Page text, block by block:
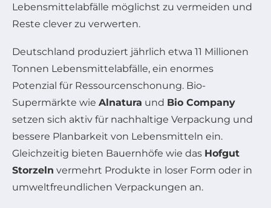
Lebensmittelabfälle möglichst zu vermeiden und
Reste clever zu verwerten.
Deutschland produziert jährlich etwa 11 Millionen
Tonnen Lebensmittelabfälle, ein enormes
Potenzial für Ressourcenschonung. Bio-
Supermärkte wie Alnatura und Bio Company
setzen sich aktiv für nachhaltige Verpackung und
bessere Planbarkeit von Lebensmitteln ein.
Gleichzeitig bieten Bauernhöfe wie das Hofgut
Storzeln vermehrt Produkte in loser Form oder in
umweltfreundlichen Verpackungen an.